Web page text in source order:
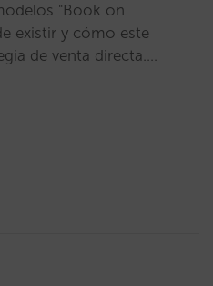
"Book on
existir y cómo este
de venta directa.…